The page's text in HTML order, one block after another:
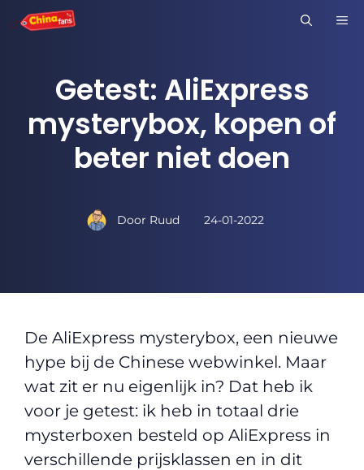
naar
inhoudGetest: AliExpress
mysterybox, kopen of
beter niet doen
Door Ruud 24-01-2022
De AliExpress mysterybox, een nieuwe
hype bij de Chinese webwinkel. Maar
wat zit er nu eigenlijk in? Dat heb ik
voor je getest: ik heb in totaal drie
mysterboxen besteld op AliExpress in
verschillende prijsklassen en in dit